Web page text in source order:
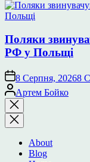
Поляки
РФ у Польщі
8 Серпня, 20268
Опубліковано
Артем Бойко
Закрити
пошук
About
Blog